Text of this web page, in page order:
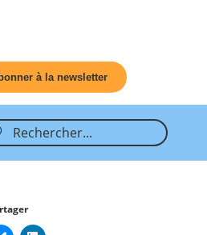
à la newsletter